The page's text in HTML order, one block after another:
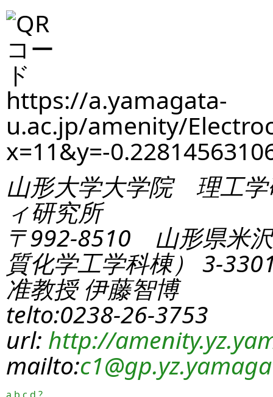
https://a.yamagata-
u.ac.jp/amenity/
x=11&y=-
山形大学大学院 理工学
ィ研究所
〒992-8510 山形県米
質化学工学科棟） 3-
准教授 伊藤智博
telto:0238-26-3753
url: http://
mailto:c1